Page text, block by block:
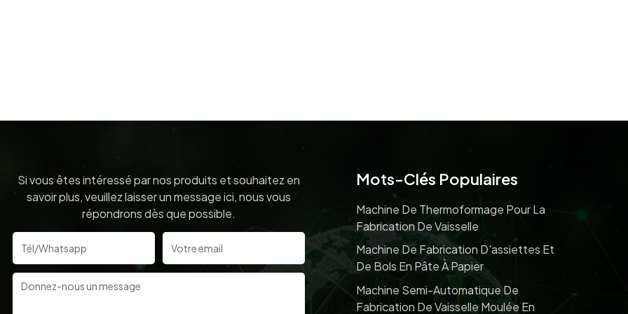
Si vous êtes intéressé par nos produits et souhaitez en
savoir plus, veuillez laisser un message ici, nous vous
répondrons dès que possible.
Mots-Clés Populaires
Machine De Thermoformage Pour La
Fabrication De Vaisselle
Machine De Fabrication D'assiettes Et
De Bols En Pâte À Papier
Machine Semi-Automatique De
Fabrication De Vaisselle Moulée En